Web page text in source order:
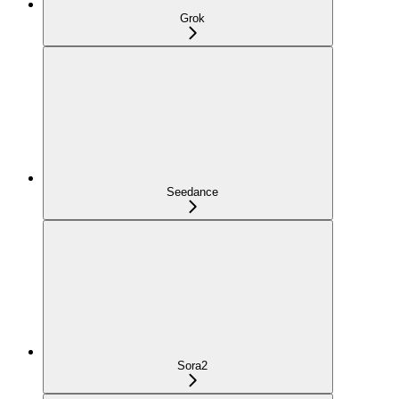
Grok
Seedance
Sora2